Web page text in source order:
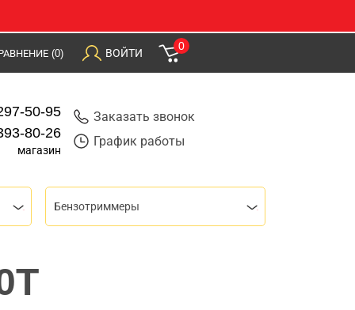
(0) ВОЙТИ
0
50-95
80-26
магазин
Заказать звонок
График работы
Бензотриммеры